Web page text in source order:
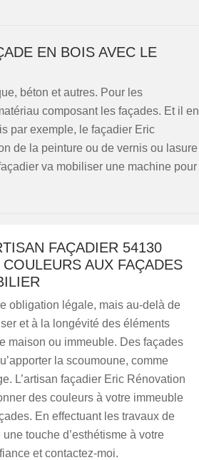
EN BOIS AVEC LE
béton et autres. Pour les
composant les façades. Et il en
par exemple, le façadier Eric
de la peinture ou de vernis ou lasure
va mobiliser une machine pour
FAÇADIER 54130
AUX FAÇADES
obligation légale, mais au-delà de
et à la longévité des éléments
maison ou immeuble. Des façades
la scoumoune, comme
L’artisan façadier Eric Rénovation
des couleurs à votre immeuble
En effectuant les travaux de
touche d’esthétisme à votre
et contactez-moi.